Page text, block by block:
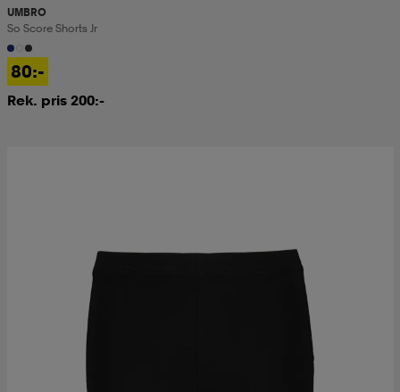
UMBRO
So Score Shorts Jr
80:-
Rek. pris 200:-